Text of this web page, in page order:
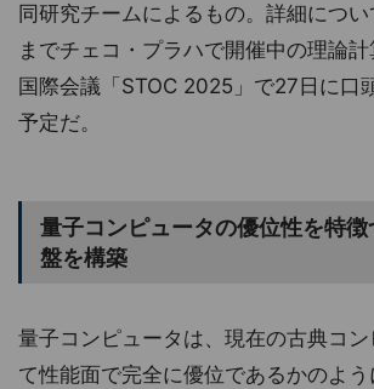
同研究チームによるもの。詳細につ
までチェコ・プラハで開催中の理論
国際会議「STOC 2025」で27日に口
予定だ。
量子コンピュータの優位性を特
盤を構築
量子コンピュータは、現在の古典コン
て性能面で完全に優位であるかのよ